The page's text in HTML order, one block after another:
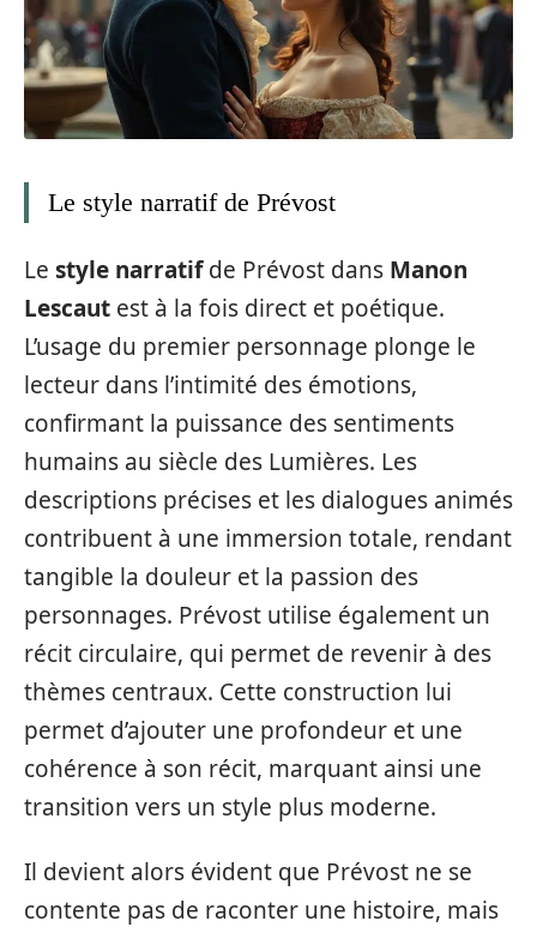
Le style narratif de Prévost
Le style narratifde Prévost dans Manon
Lescaut est à la fois direct et poétique.
L’usage du premier personnage plonge le
lecteur dans l’intimité des émotions,
confirmant la puissance des sentiments
humains au siècle des Lumières. Les
descriptions précises et les dialogues animés
contribuent à une immersion totale, rendant
tangible la douleur et la passion des
personnages. Prévost utilise également un
récit circulaire, qui permet de revenir à des
thèmes centraux. Cette construction lui
permet d’ajouter une profondeur et une
cohérence à son récit, marquant ainsi une
transition vers un style plus moderne.
Il devient alors évident que Prévost ne se
contente pas de raconter une histoire, mais